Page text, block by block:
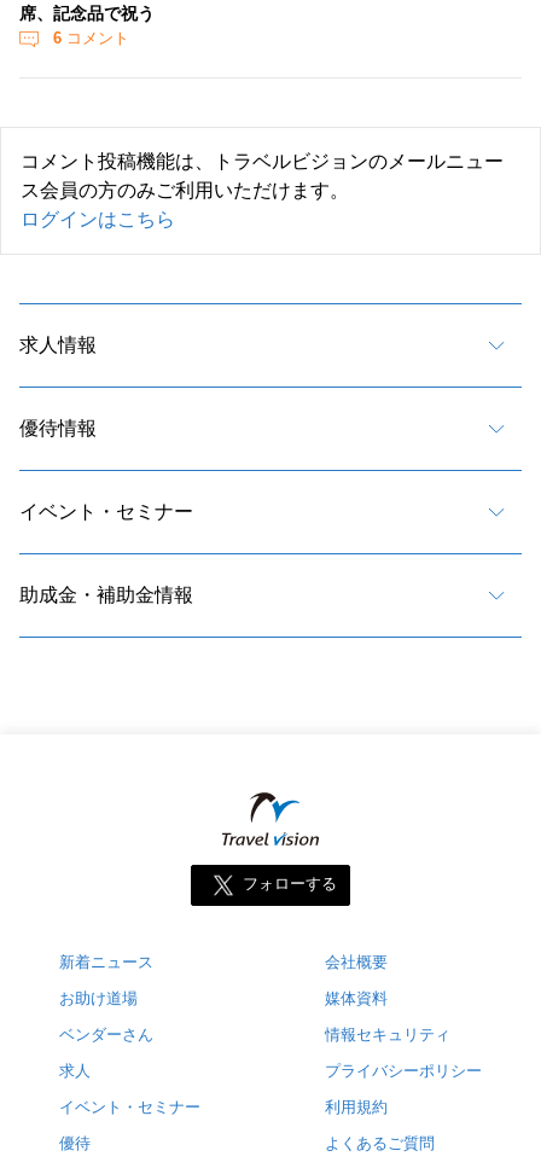
席、記念品で祝う
6 コメント
コメント投稿機能は、トラベルビジョンのメールニュー
ス会員の方のみご利用いただけます。
ログインはこちら
求人情報
優待情報
イベント・セミナー
助成金・補助金情報
フォローする
新着ニュース
お助け道場
ベンダーさん
求人
イベント・セミナー
優待
会社概要
媒体資料
情報セキュリティ
プライバシーポリシー
利用規約
よくあるご質問